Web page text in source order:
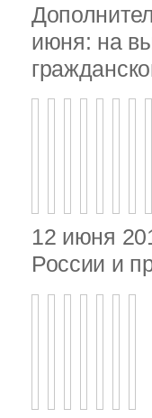
июня: на
12 июня
России и